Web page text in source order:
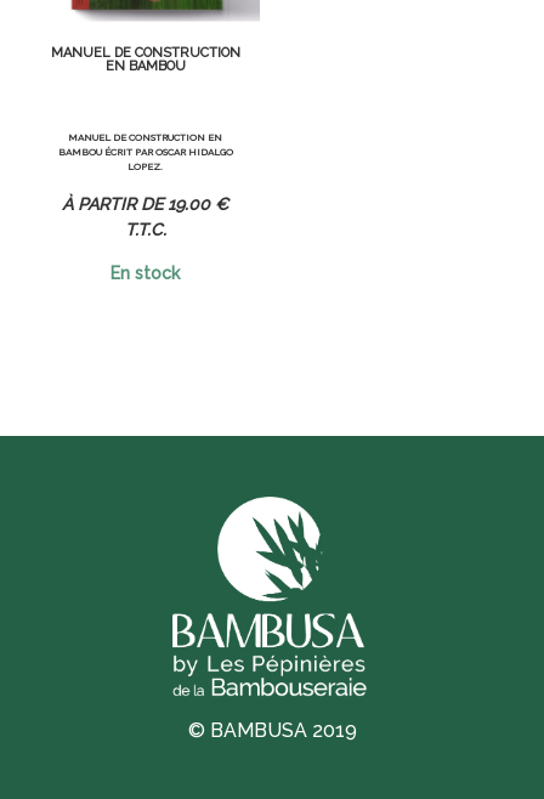
MANUEL DE CONSTRUCTION
EN BAMBOU
MANUEL DE CONSTRUCTION EN
BAMBOU ÉCRIT PAR OSCAR HIDALGO
LOPEZ.
19.00 €
T.T.C.
En stock
© BAMBUSA 2019